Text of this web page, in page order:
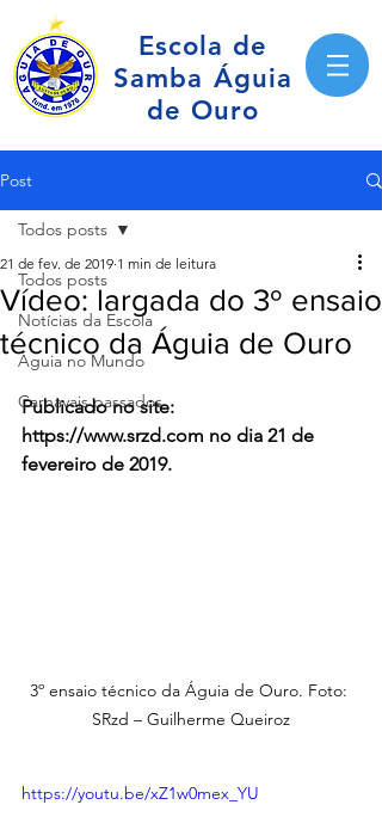
Escola de
Samba Águia
de Ouro
Post
Todos posts
Notícias da Escola
Águia no Mundo
Carnavais passados
Todos posts
Vídeo: largada do 3º ensaio
técnico da Águia de Ouro
21 de fev. de 2019 1 min de leitura
Publicado no site:
https://www.srzd.com no dia 21 de
fevereiro de 2019.
3º ensaio técnico da Águia de Ouro. Foto:
SRzd – Guilherme Queiroz
https://youtu.be/xZ1w0mex_YU